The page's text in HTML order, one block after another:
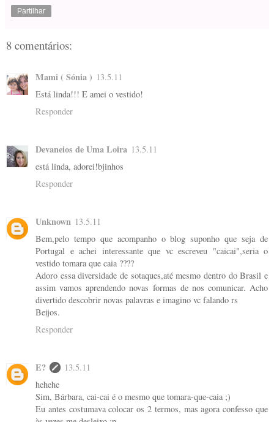
Partilhar
8 comentários:
Mami ( Sónia ) 13.5.11
Está linda!!! E amei o vestido!
Responder
Devaneios de Uma Loira 13.5.11
está linda, adorei!bjinhos
Responder
Unknown 13.5.11
Bem,pelo tempo que acompanho o blog suponho que seja de
Portugal e achei interessante que vc escreveu "caicai",seria o
vestido tomara que caia ????
Adoro essa diversidade de sotaques,até mesmo dentro do Brasil e
assim vamos aprendendo novas formas de nos comunicar. Acho
divertido descobrir novas palavras e imagino vc falando rs
Beijos.
Responder
E?
13.5.11
hehehe
Sim, Bárbara, cai-cai é o mesmo que tomara-que-caia ;)
Eu antes costumava colocar os 2 termos, mas agora confesso que